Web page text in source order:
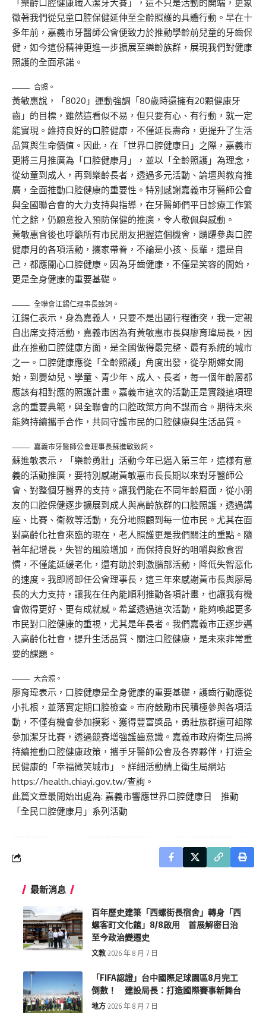
「樂齡口腔健康職人潔牙大賽」，這不只是活動的開端，更象
徵著我們從兒童口腔保健延伸至全齡照護的具體行動。早在十
多年前，嘉義市牙醫師公會便致力於推動學齡前兒童的牙齒保
健，如今這份精神更進一步擴展至樂齡族群，展現我們對健康
照護的全面承諾。
合照。
黃敏惠說，「8020」運動強調「80歲時還擁有20顆健康牙
齒」的目標，雖然這看似不易，但只要有心、有行動，就一定
能實現。維持良好的口腔健康，不僅延長壽命，更提升了生活
品質與生命價值。因此，在「世界口腔健康日」之際，嘉義市
更將三月推廣為「口腔健康月」，並以「全齡照護」為理念，
從幼童到成人，再到樂齡長者，透過多元活動、論壇與教育推
廣，全面推動口腔健康的重要性。特別感謝嘉義市牙醫師公會
與全國聯合會的大力支持與指導，在牙醫師們平日診療工作繁
忙之餘，仍願意投入預防保健的推廣，令人敬佩與感動。
黃敏惠會後也呼籲所有市民朋友把握這個機會，踴躍參與口腔
健康月的各項活動，攜家帶眷，不論是小孩、長輩，還是自
己，都應關心口腔健康。因為牙齒健康，不僅是笑容的開始，
更是全身健康的重要基礎。
全聯會江錫仁理事長致詞。
江錫仁表示，身為嘉義人，只要不是出國行程衝突，我一定親
自出席支持活動，嘉義市因為有黃敏惠市長與廖育瑋局長，因
此在推動口腔健康方面，是全國做得最完整、最有系統的城市
之一。口腔健康應從「全齡照護」角度出發，從孕期婦女開
始，到嬰幼兒、學童、青少年、成人、長者，每一個年齡層都
應該有相對應的照護計畫。嘉義市這次的活動正是實踐這項理
念的重要典範，與全聯會的口腔政策方向不謀而合。期待未來
能夠持續攜手合作，共同守護市民的口腔健康與生活品質。
嘉義市牙醫師公會理事長蘇進敏致詞。
蘇進敏表示，「樂齡勇壯」活動今年已邁入第三年，這樣有意
義的活動推廣，要特別感謝黃敏惠市長長期以來對牙醫師公
會、對整個牙醫界的支持。讓我們能在不同年齡層面，從小朋
友的口腔保健逐步擴展到成人與高齡族群的口腔照護，透過講
座、比賽、衛教等活動，充分地照顧到每一位市民。尤其在面
對高齡化社會來臨的現在，老人照護更是我們關注的重點。隨
著年紀增長，失智的風險增加，而保持良好的咀嚼與飲食習
慣，不僅能延緩老化，還有助於刺激腦部活動，降低失智惡化
的速度。我即將卸任公會理事長，這三年來感謝黃市長與廖局
長的大力支持，讓我在任內能順利推動各項計畫，也讓我有機
會做得更好、更有成就感。希望透過這次活動，能夠喚起更多
市民對口腔健康的重視，尤其是年長者。我們嘉義市正逐步邁
入高齡化社會，提升生活品質、關注口腔健康，是未來非常重
要的課題。
大合照。
廖育瑋表示，口腔健康是全身健康的重要基礎，護齒行動應從
小扎根，並落實定期口腔檢查。市府鼓勵市民積極參與各項活
動，不僅有機會參加摸彩、獲得豐富獎品，勇壯族群還可組隊
參加潔牙比賽，透過競賽增強護齒意識。嘉義市政府衛生局將
持續推動口腔健康政策，攜手牙醫師公會及各界夥伴，打造全
民健康的「幸福微笑城市」。詳細活動請上衛生局網站
https://health.chiayi.gov.tw/查詢。
此篇文章最開始出處為: 嘉義市響應世界口腔健康日 推動
「全民口腔健康月」系列活動
最新消息
百年歷史建築「西螺街長宿舍」轉身「西
螺客町文化館」8/8啟用 首展解密日治
至今政治變遷史
文教 2026 年 8 月 7 日
「FIFA認證」台中國際足球園區8月完工
倒數！ 建設局長：打造國際賽事新舞台
地方 2026 年 8 月 7 日